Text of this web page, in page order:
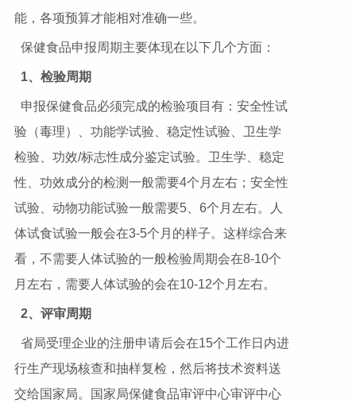
能，各项预算才能相对准确一些。
保健食品申报周期主要体现在以下几个方面：
1、检验周期
申报保健食品必须完成的检验项目有：安全性试
验（毒理）、功能学试验、稳定性试验、卫生学
检验、功效/标志性成分鉴定试验。卫生学、稳定
性、功效成分的检测一般需要4个月左右；安全性
试验、动物功能试验一般需要5、6个月左右。人
体试食试验一般会在3-5个月的样子。这样综合来
看，不需要人体试验的一般检验周期会在8-10个
月左右，需要人体试验的会在10-12个月左右。
2、评审周期
省局受理企业的注册申请后会在15个工作日内进
行生产现场核查和抽样复检，然后将技术资料送
交给国家局。国家局保健食品审评中心审评中心